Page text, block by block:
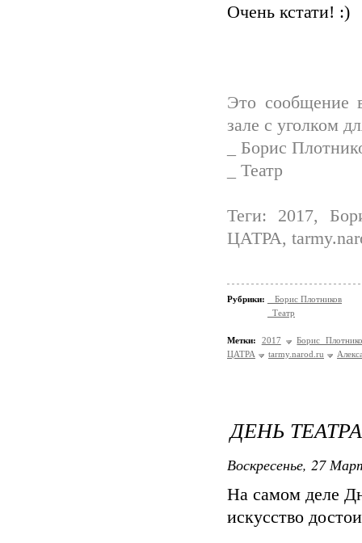
Очень кстати! :)
Это сообщение
зале с уголком
_ Борис
_ Театр
Теги: 2017,
ЦАТРА,
Рубрики:
_ Борис Плотников
_Театр
Метки: 2017
Борис
ЦАТРА
tarmy.narod.ru
ДЕНЬ
Воскресенье, 27
На самом деле
искусство